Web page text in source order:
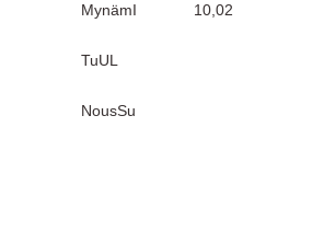
MynämI 10,02
TuUL
NousSu